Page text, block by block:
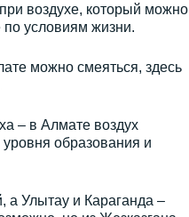
воздухе, который можно
по условиям жизни.
можно смеяться, здесь
– в Алмате воздух
образования и
а Улытау и Караганда –